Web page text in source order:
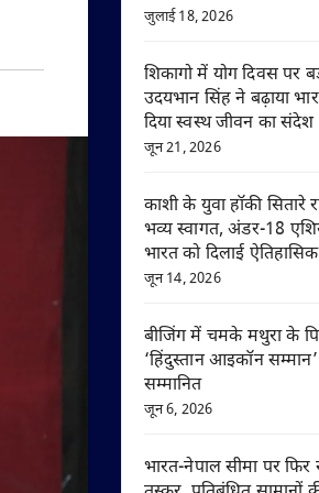
जुलाई 18, 2026
शिकागो में योग दिवस पर
उदयभान सिंह ने बढ़ाया
दिया स्वस्थ जीवन का संदेश
जून 21, 2026
काशी के युवा हॉकी सितारे
भव्य स्वागत, अंडर-18
भारत को दिलाई
जून 14, 2026
बीजिंग में चमके मथुरा के
‘हिंदुस्तान आइकॉन
सम्मानित
जून 6, 2026
भारत-नेपाल सीमा पर फिर